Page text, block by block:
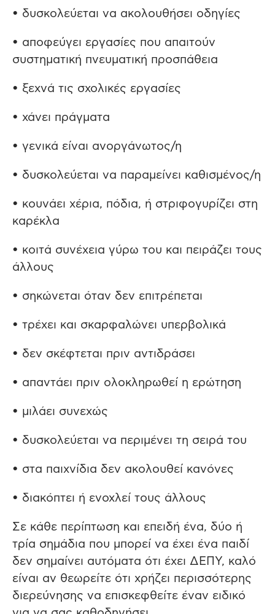
• δυσκολεύεται να ακολουθήσει οδηγίες
• αποφεύγει εργασίες που απαιτούν
συστηματική πνευματική προσπάθεια
• ξεχνά τις σχολικές εργασίες
• χάνει πράγματα
• γενικά είναι ανοργάνωτος/η
• δυσκολεύεται να παραμείνει καθισμένος/η
• κουνάει χέρια, πόδια, ή στριφογυρίζει στη
καρέκλα
• κοιτά συνέχεια γύρω του και πειράζει τους
άλλους
• σηκώνεται όταν δεν επιτρέπεται
• τρέχει και σκαρφαλώνει υπερβολικά
• δεν σκέφτεται πριν αντιδράσει
• απαντάει πριν ολοκληρωθεί η ερώτηση
• μιλάει συνεχώς
• δυσκολεύεται να περιμένει τη σειρά του
• στα παιχνίδια δεν ακολουθεί κανόνες
• διακόπτει ή ενοχλεί τους άλλους
Σε κάθε περίπτωση και επειδή ένα, δύο ή
τρία σημάδια που μπορεί να έχει ένα παιδί
δεν σημαίνει αυτόματα ότι έχει ΔΕΠΥ, καλό
είναι αν θεωρείτε ότι χρήζει περισσότερης
διερεύνησης να επισκεφθείτε έναν ειδικό